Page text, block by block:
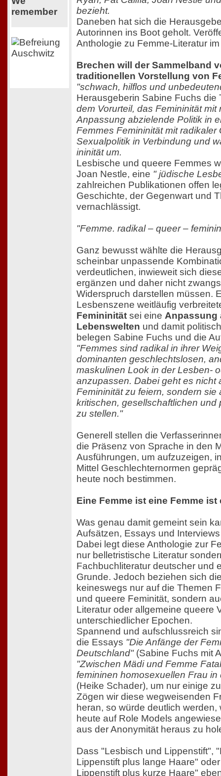
remember
bezieht.
Daneben hat sich die
Autorinnen ins Boot geholt.
Anthologie zu Femme-Literatur
Brechen will der Sammelband
traditionellen Vorstellung von
"schwach, hilflos und
Herausgeberin Sabine Fuchs die
dem Vorurteil, das Femininität mit
Anpassung abzielende Politik in
Femmes Femininität mit radikaler
Sexualpolitik in Verbindung und
ininität um.
Lesbische und queere Femmes
Joan Nestle, eine " jüdische
zahlreichen Publikationen offen
Geschichte, der Gegenwart und
vernachlässigt.
"Femme. radikal – queer –
Ganz bewusst wählte die
scheinbar unpassende
verdeutlichen, inwieweit sich
ergänzen und daher nicht
Widerspruch darstellen müssen.
Lesbenszene weitläufig
Femininität sei eine Anpassung
Lebenswelten und damit
belegen Sabine Fuchs und die
"Femmes sind radikal in ihrer
dominanten geschlechtslosen,
maskulinen Look in der Lesben-
anzupassen. Dabei geht es nicht
Femininität zu feiern, sondern sie
kritischen, gesellschaftlichen und
zu stellen."
Generell stellen die
die Präsenz von Sprache in den
Ausführungen, um aufzuzeigen,
Mittel Geschlechternormen
heute noch bestimmen.
Eine Femme ist eine Femme ist
Was genau damit gemeint sein
Aufsätzen, Essays und
Dabei legt diese Anthologie zur
nur belletristische Literatur
Fachbuchliteratur deutscher und
Grunde. Jedoch beziehen sich
keineswegs nur auf die Themen
und queere Feminität, sondern
Literatur oder allgemeine queere
unterschiedlicher Epochen.
Spannend und aufschlussreich
die Essays "Die Anfänge der
Deutschland"(Sabine Fuchs mit
"Zwischen Mädi und Femme
femininen homosexuellen Frau
(Heike Schader), um nur einige
Zögen wir diese wegweisenden
heran, so würde deutlich
heute auf Role Models
aus der Anonymität heraus zu
Dass "Lesbisch und Lippenstift",
Lippenstift plus lange Haare"
Lippenstift plus kurze Haare"